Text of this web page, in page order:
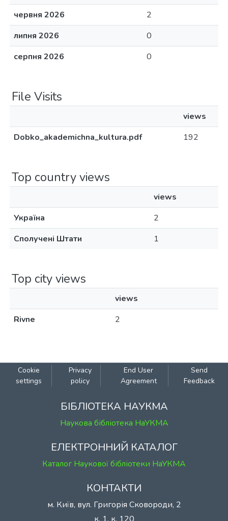
червня 2026
2
липня 2026
0
серпня 2026
0
File Visits
views
Dobko_akademichna_kultura.pdf
192
Top country views
views
Україна
2
Сполучені Штати
1
Top city views
views
Rivne
2
Cookie
settings
Privacy
policy
End User
Agreement
Send
Feedback
БІБЛІОТЕКА НАУКМА
Наукова бібліотека НаУКМА
ЕЛЕКТРОННИЙ КАТАЛОГ
Каталог Наукової бібліотеки НаУКМА
КОНТАКТИ
м. Київ, вул. Григорія Сковороди, 2